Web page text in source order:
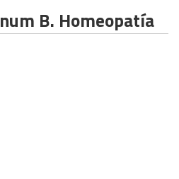
B. Homeopatía